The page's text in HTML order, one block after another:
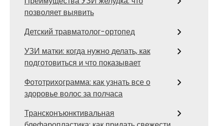
позволяет выявить
Детский травматолог-ортопед
УЗИ матки: когда нужно делать, как
подготовиться и что показывает
Фототрихограмма: как узнать все о
здоровье волос за полчаса
Трансконъюнктивальная